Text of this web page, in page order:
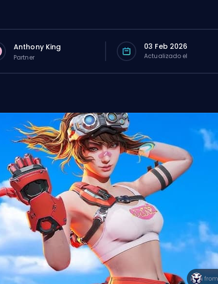
Anthony King
Partner
03 Feb 2026
Actualizado el